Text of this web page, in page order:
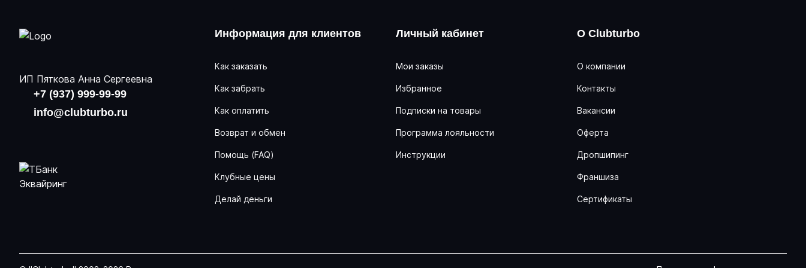
ИП Пяткова Анна Сергеевна
+7 (937) 999-99-99
info@clubturbo.ru
Информация для клиентов
Как заказать
Как забрать
Как оплатить
Возврат и обмен
Помощь (FAQ)
Клубные цены
Делай деньги
Личный кабинет
Мои заказы
Избранное
Подписки на товары
Программа лояльности
Инструкции
О Clubturbo
О компании
Контакты
Вакансии
Оферта
Дропшипинг
Франшиза
Сертификаты